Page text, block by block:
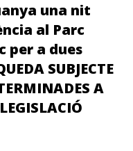
una nit
al Parc
per a dues
SUBJECTE
A